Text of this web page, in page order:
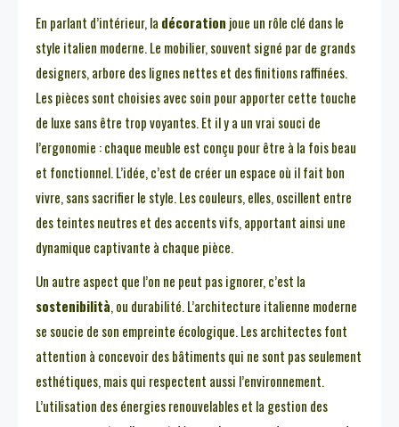
En parlant d’intérieur, la décoration joue un rôle clé dans le
style italien moderne. Le mobilier, souvent signé par de grands
designers, arbore des lignes nettes et des finitions raffinées.
Les pièces sont choisies avec soin pour apporter cette touche
de luxe sans être trop voyantes. Et il y a un vrai souci de
l’ergonomie : chaque meuble est conçu pour être à la fois beau
et fonctionnel. L’idée, c’est de créer un espace où il fait bon
vivre, sans sacrifier le style. Les couleurs, elles, oscillent entre
des teintes neutres et des accents vifs, apportant ainsi une
dynamique captivante à chaque pièce.
Un autre aspect que l’on ne peut pas ignorer, c’est la
sostenibilità, ou durabilité. L’architecture italienne moderne
se soucie de son empreinte écologique. Les architectes font
attention à concevoir des bâtiments qui ne sont pas seulement
esthétiques, mais qui respectent aussi l’environnement.
L’utilisation des énergies renouvelables et la gestion des